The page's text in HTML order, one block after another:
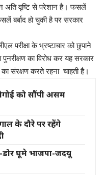
अति वृष्टि से परेशान है। फसलें
बर्बाद हो चुकी है पर सरकार
परीक्षा के भ्रष्टाचार को छुपाने
पुनरीक्षण का विरोध कर यह सरकार
का संरक्षण करते रहना चाहती है।
को सौंपी असम
के दौरे पर रहेंगे
डोर घूमे भाजपा-जदयू